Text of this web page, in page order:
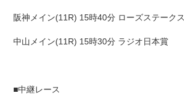
阪神メイン(11R) 15時40分 ローズステーク
中山メイン(11R) 15時30分 ラジオ日本賞
■中継レース